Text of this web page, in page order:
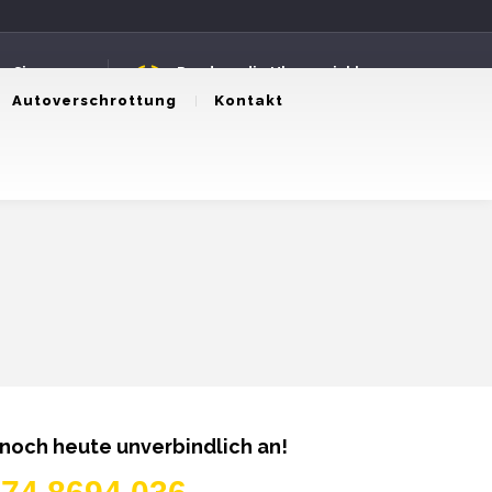
Rund um die Uhr erreichbar
24 Stunden Service
Sie uns an
Autoverschrottung Kontakt
noch heute unverbindlich an!